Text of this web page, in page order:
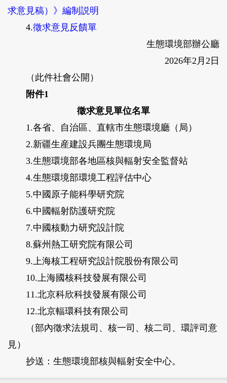
求意見稿）》編制説明
4.徵求意見反饋單
生態環境部辦公廳
2026年2月2日
（此件社會公開）
附件1
徵求意見單位名單
1.各省、自治區、直轄市生態環境廳（局）
2.新疆生産建設兵團生態環境局
3.生態環境部各地區核與輻射安全監督站
4.生態環境部環境工程評估中心
5.中國原子能科學研究院
6.中國輻射防護研究院
7.中國核動力研究設計院
8.蘇州熱工研究院有限公司
9.上海核工程研究設計院股份有限公司
10.上海國核科技發展有限公司
11.北京科欣科技發展有限公司
12.北京輻環科技有限公司
（部內徵求法規司、核一司、核二司、環評司意
見）
抄送：生態環境部核與輻射安全中心。